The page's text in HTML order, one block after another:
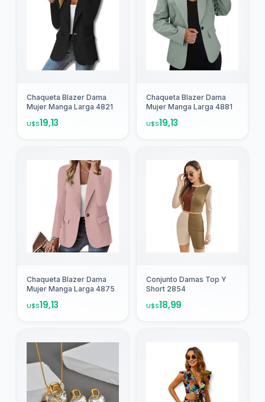
Chaqueta Blazer Dama
Mujer Manga Larga 4821
U$S19,13
Chaqueta Blazer Dama
Mujer Manga Larga 4881
U$S19,13
Chaqueta Blazer Dama
Mujer Manga Larga 4875
U$S19,13
Conjunto Damas Top Y
Short 2854
U$S18,99